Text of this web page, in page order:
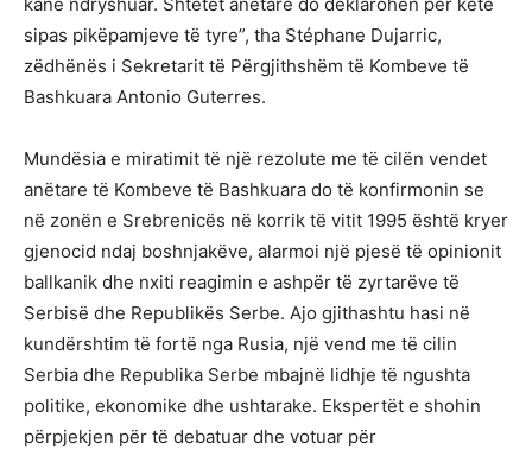
kanë ndryshuar. Shtetet anëtare do deklarohen për këtë
sipas pikëpamjeve të tyre”, tha Stéphane Dujarric,
zëdhënës i Sekretarit të Përgjithshëm të Kombeve të
Bashkuara Antonio Guterres.
Mundësia e miratimit të një rezolute me të cilën vendet
anëtare të Kombeve të Bashkuara do të konfirmonin se
në zonën e Srebrenicës në korrik të vitit 1995 është kryer
gjenocid ndaj boshnjakëve, alarmoi një pjesë të opinionit
ballkanik dhe nxiti reagimin e ashpër të zyrtarëve të
Serbisë dhe Republikës Serbe. Ajo gjithashtu hasi në
kundërshtim të fortë nga Rusia, një vend me të cilin
Serbia dhe Republika Serbe mbajnë lidhje të ngushta
politike, ekonomike dhe ushtarake. Ekspertët e shohin
përpjekjen për të debatuar dhe votuar për